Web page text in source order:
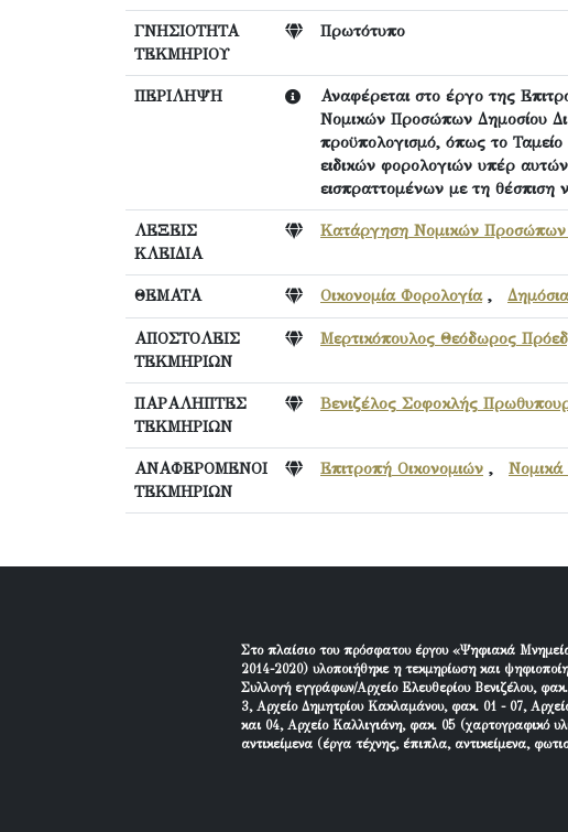
ΓΝΗΣΙΟΤΗΤΑ
ΤΕΚΜΗΡΙΟΥ
Πρωτότυπο
ΠΕΡΙΛΗΨΗ
Αναφέρεται στο έργο της
Νομικών Προσώπων Δημοσίου
προϋπολογισμό, όπως το
ειδικών φορολογιών υπέρ
εισπραττομένων με τη θέσπιση
ΛΕΞΕΙΣ
ΚΛΕΙΔΙΑ
Κατάργηση Νομικών Προσώπων
ΘΕΜΑΤΑ Οικονομία Φορολογία,
ΑΠΟΣΤΟΛΕΙΣ
ΤΕΚΜΗΡΙΩΝ
Μερτικόπουλος Θεόδωρος
ΠΑΡΑΛΗΠΤΕΣ
ΤΕΚΜΗΡΙΩΝ
Βενιζέλος Σοφοκλής
ΑΝΑΦΕΡΟΜΕΝΟΙ
ΤΕΚΜΗΡΙΩΝ
Επιτροπή Οικονομιών , Νομικά
Στο πλαίσιο του πρόσφατου έργου «Ψηφιακά
2014-2020) υλοποιήθηκε η τεκμηρίωση και
Συλλογή εγγράφων/Αρχείο Ελευθερίου Βενιζέλου,
3, Αρχείο Δημητρίου Κακλαμάνου, φακ. 01 - 07,
και 04, Αρχείο Καλλιγιάνη, φακ. 05 (χαρτογραφικό
αντικείμενα (έργα τέχνης, έπιπλα, αντικείμενα,